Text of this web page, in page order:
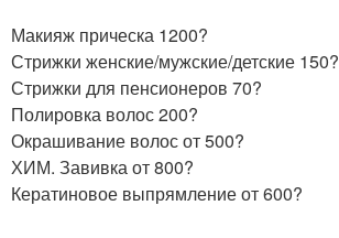
Макияж прическа 1200?
Стрижки женские/мужские/детские 150?
Стрижки для пенсионеров 70?
Полировка волос 200?
Окрашивание волос от 500?
ХИМ. Завивка от 800?
Кератиновое выпрямление от 600?